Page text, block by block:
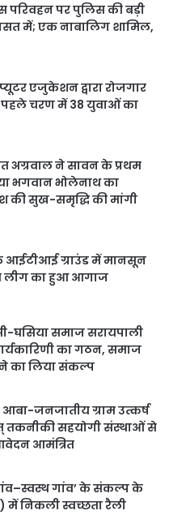
परिवहन पर पुलिस की बड़ी
में; एक नाबालिग शामिल,
एजुकेशन द्वारा रोजगार
चरण में 38 युवाओं का
अग्रवाल ने सावन के प्रथम
भगवान भोलेनाथ का
की सुख-समृद्धि की मांगी
ग्राउंड में मानसून
लीग का हुआ आगाज
घसिया समाज सरायपाली
का गठन, समाज
का लिया संकल्प
जनजातीय ग्राम उत्कर्ष
तकनीकी सहयोगी संस्थाओं से
आमंत्रित
गांव’ के संकल्प के
में निकली स्वच्छता रैली